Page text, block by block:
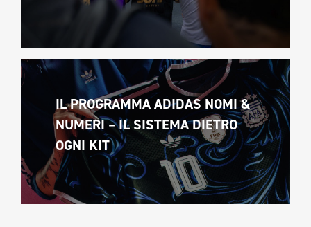
IL PROGRAMMA ADIDAS NOMI &
NUMERI – IL SISTEMA DIETRO
OGNI KIT